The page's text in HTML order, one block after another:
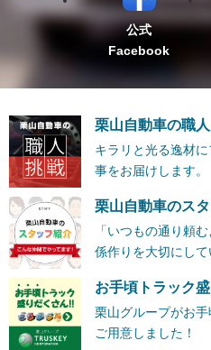
公式
Facebook
栗山自動車の職
キラリと光る逸材
事をお届けします。
栗山自動車のス
「いつもの通り頼
係作りを大切にして
お手頃トラック
栗山グループがお
ご用意しました！